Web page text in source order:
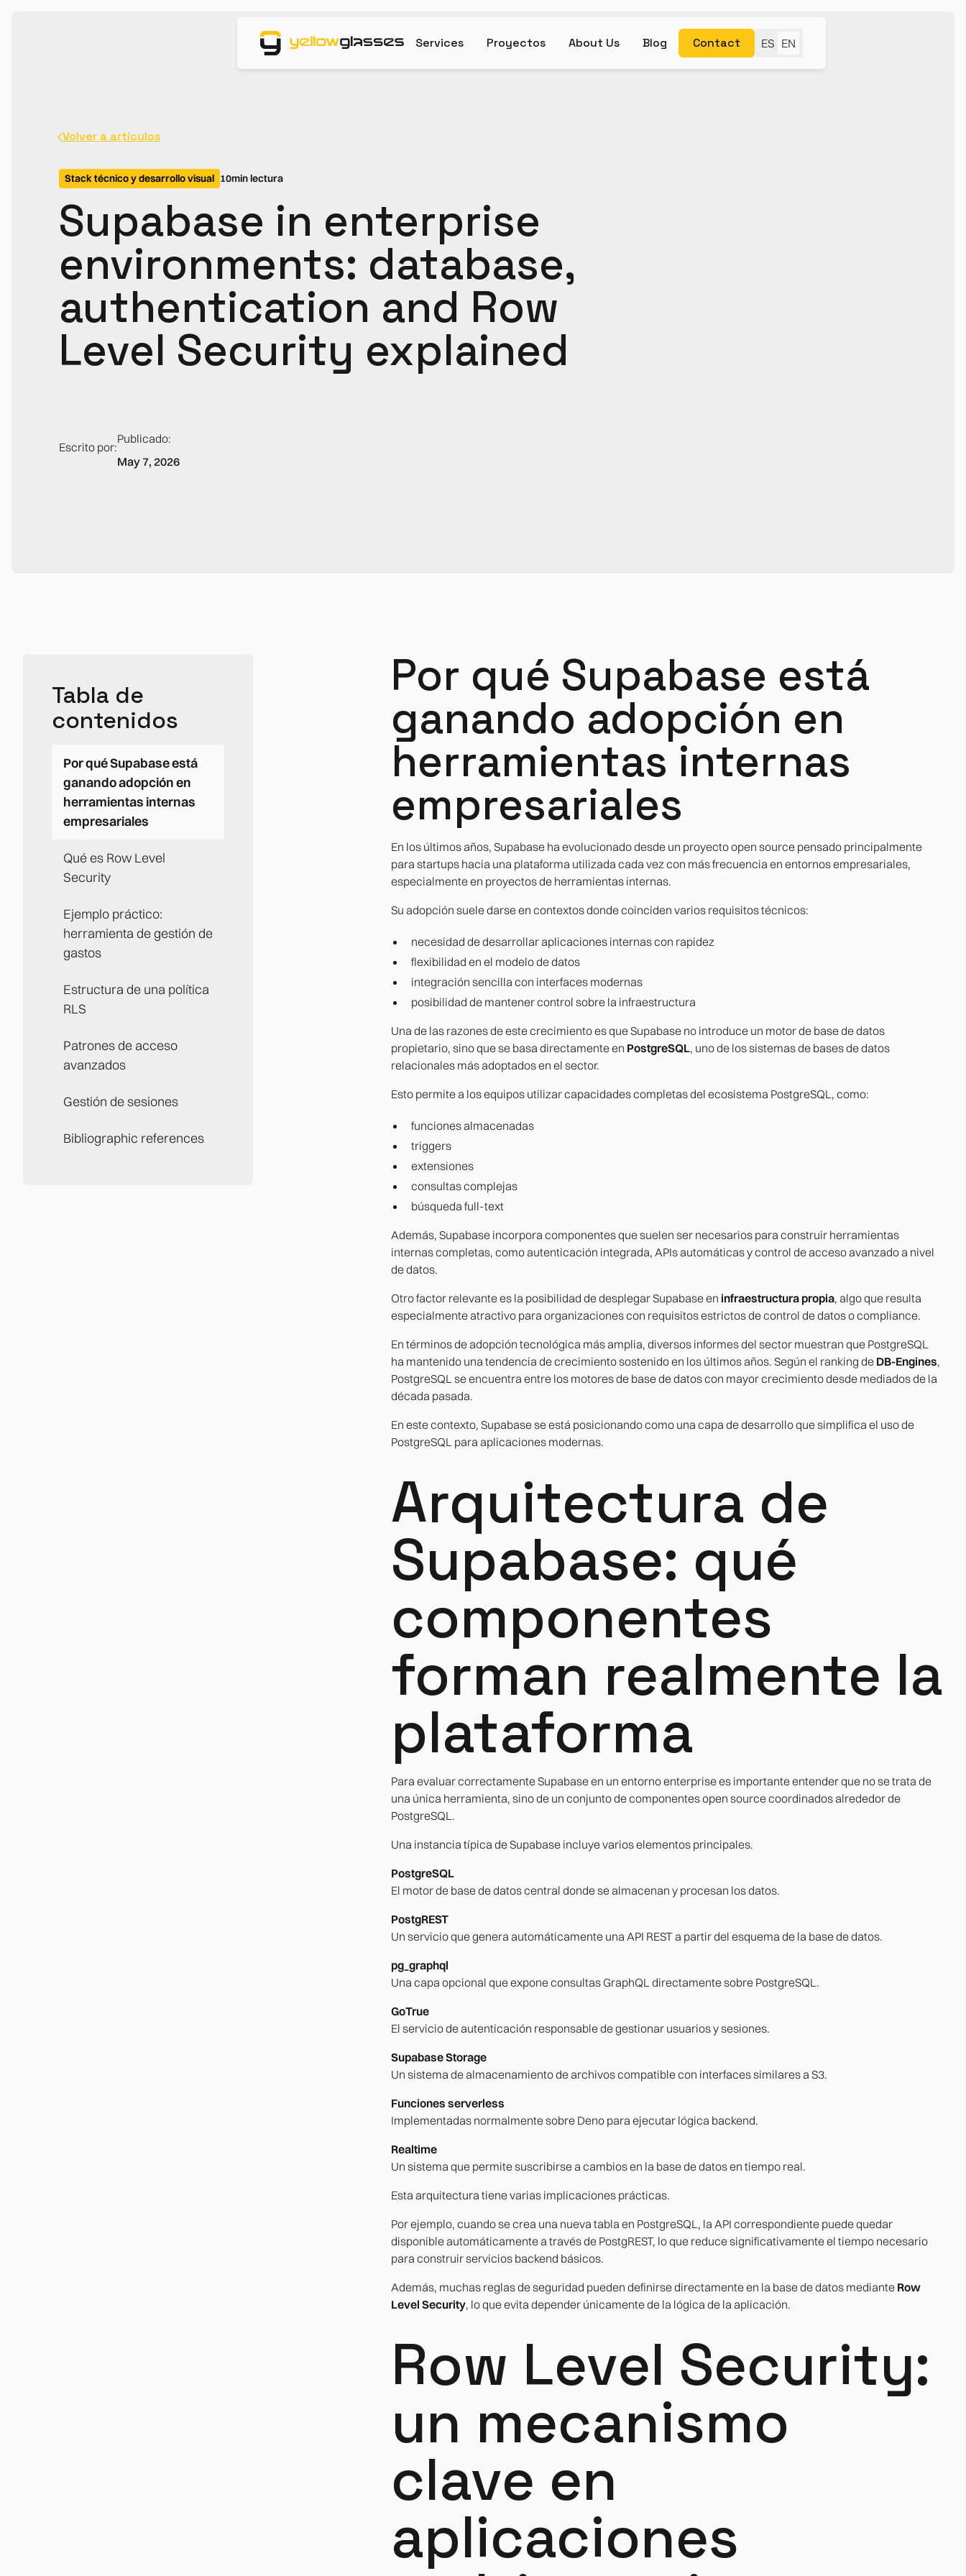
Services Proyectos About Us Blog Contact ES EN
Volver a artículos
Stack técnico y desarrollo visual 10min lectura
Supabase in enterprise
environments: database,
authentication and Row
Level Security explained
Escrito por:
Publicado:
May 7, 2026
Tabla de
contenidos
Por qué Supabase está
ganando adopción en
herramientas internas
empresariales
Qué es Row Level
Security
Ejemplo práctico:
herramienta de gestión de
gastos
Estructura de una política
RLS
Patrones de acceso
avanzados
Gestión de sesiones
Bibliographic references
Por qué Supabase está
ganando adopción en
herramientas internas
empresariales
En los últimos años, Supabase ha evolucionado desde un proyecto open source pensado principalmente
para startups hacia una plataforma utilizada cada vez con más frecuencia en entornos empresariales,
especialmente en proyectos de herramientas internas.
Su adopción suele darse en contextos donde coinciden varios requisitos técnicos:
necesidad de desarrollar aplicaciones internas con rapidez
flexibilidad en el modelo de datos
integración sencilla con interfaces modernas
posibilidad de mantener control sobre la infraestructura
Una de las razones de este crecimiento es que Supabase no introduce un motor de base de datos
propietario, sino que se basa directamente en PostgreSQL, uno de los sistemas de bases de datos
relacionales más adoptados en el sector.
Esto permite a los equipos utilizar capacidades completas del ecosistema PostgreSQL, como:
funciones almacenadas
triggers
extensiones
consultas complejas
búsqueda full-text
Además, Supabase incorpora componentes que suelen ser necesarios para construir herramientas
internas completas, como autenticación integrada, APIs automáticas y control de acceso avanzado a nivel
de datos.
Otro factor relevante es la posibilidad de desplegar Supabase en infraestructura propia, algo que resulta
especialmente atractivo para organizaciones con requisitos estrictos de control de datos o compliance.
En términos de adopción tecnológica más amplia, diversos informes del sector muestran que PostgreSQL
ha mantenido una tendencia de crecimiento sostenido en los últimos años. Según el ranking de DB-Engines,
PostgreSQL se encuentra entre los motores de base de datos con mayor crecimiento desde mediados de la
década pasada.
En este contexto, Supabase se está posicionando como una capa de desarrollo que simplifica el uso de
PostgreSQL para aplicaciones modernas.
Arquitectura de
Supabase: qué
componentes
forman realmente la
plataforma
Para evaluar correctamente Supabase en un entorno enterprise es importante entender que no se trata de
una única herramienta, sino de un conjunto de componentes open source coordinados alrededor de
PostgreSQL.
Una instancia típica de Supabase incluye varios elementos principales.
PostgreSQL
El motor de base de datos central donde se almacenan y procesan los datos.
PostgREST
Un servicio que genera automáticamente una API REST a partir del esquema de la base de datos.
pg_graphql
Una capa opcional que expone consultas GraphQL directamente sobre PostgreSQL.
GoTrue
El servicio de autenticación responsable de gestionar usuarios y sesiones.
Supabase Storage
Un sistema de almacenamiento de archivos compatible con interfaces similares a S3.
Funciones serverless
Implementadas normalmente sobre Deno para ejecutar lógica backend.
Realtime
Un sistema que permite suscribirse a cambios en la base de datos en tiempo real.
Esta arquitectura tiene varias implicaciones prácticas.
Por ejemplo, cuando se crea una nueva tabla en PostgreSQL, la API correspondiente puede quedar
disponible automáticamente a través de PostgREST, lo que reduce significativamente el tiempo necesario
para construir servicios backend básicos.
Además, muchas reglas de seguridad pueden definirse directamente en la base de datos mediante Row
Level Security, lo que evita depender únicamente de la lógica de la aplicación.
Row Level Security:
un mecanismo
clave en
aplicaciones